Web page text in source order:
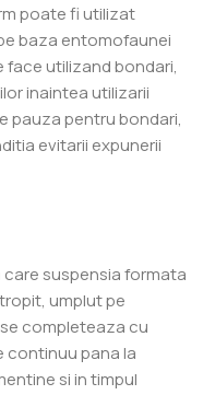
poate fi utilizat
baza entomofaunei
face utilizand bondari,
inaintea utilizarii
pauza pentru bondari,
evitarii expunerii
care suspensia formata
umplut pe
completeaza cu
continuu pana la
si in timpul